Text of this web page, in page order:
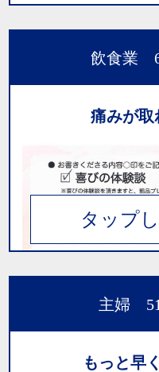
飲食業
痛みが取
主婦
もっと早